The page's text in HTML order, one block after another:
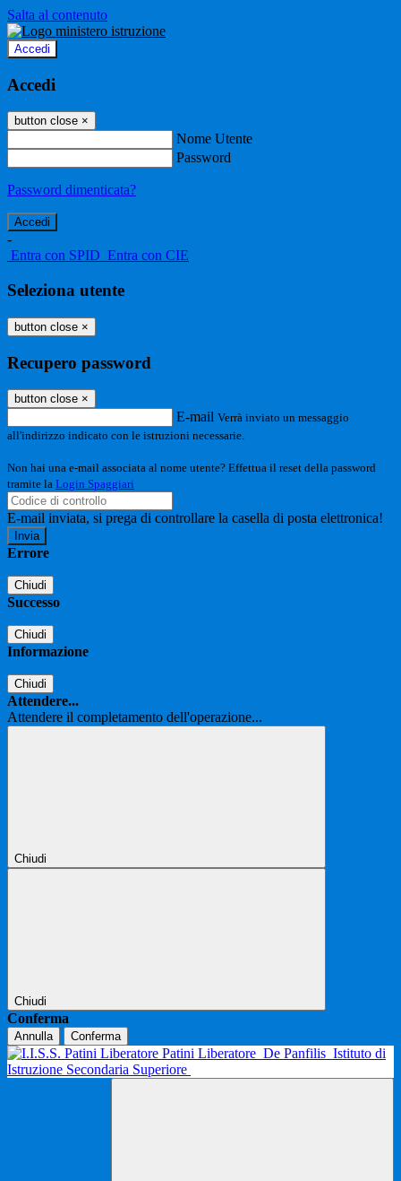
Salta al contenuto
Accedi
Accedi
button close ×
Nome Utente
Password
Password dimenticata?
-
Entra con SPID Entra con CIE
Seleziona utente
button close ×
Recupero password
button close ×
E-mail Verrà inviato un messaggio
all'indirizzo indicato con le istruzioni necessarie.
Non hai una e-mail associata al nome utente? Effettua il reset della password
tramite la Login Spaggiari
E-mail inviata, si prega di controllare la casella di posta elettronica!
Errore
Chiudi
Successo
Chiudi
Informazione
Chiudi
Attendere...
Attendere il completamento dell'operazione...
Chiudi
Chiudi
Conferma
Annulla Conferma
Patini Liberatore De Panfilis Istituto di
Istruzione Secondaria Superiore